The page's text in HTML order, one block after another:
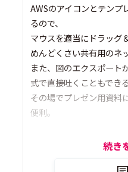
AWSのアイコンとテンプ
るので、
マウスを適当にドラッグ
めんどくさい共有用のネ
また、図のエクスポー
式で直接吐くこともでき
その場でプレゼン用資料
便利。
続き